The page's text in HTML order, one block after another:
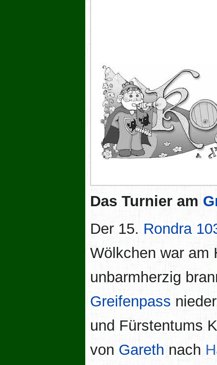
Das Turnier am
Der 15. Rondra
Wölkchen war am
unbarmherzig
Greifenpass
und Fürstentums
von Gareth nach